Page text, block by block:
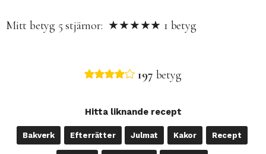
Mitt betyg 5stjärnor: ★★★★★ 1 betyg
197 betyg
Hitta liknande recept
Bakverk Efterrätter Julmat Kakor Recept